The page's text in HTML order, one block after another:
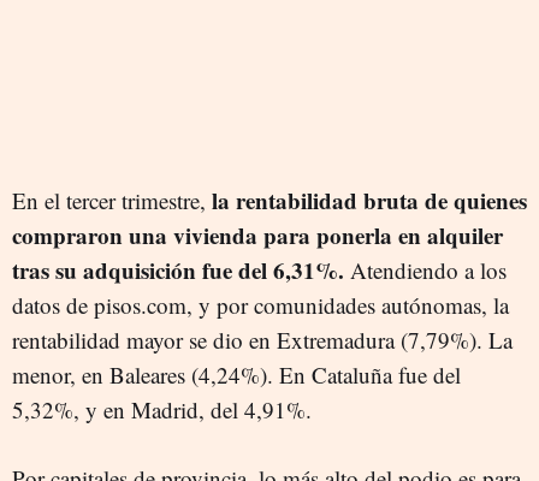
En el tercer trimestre, la rentabilidad bruta de quienes
compraron una vivienda para ponerla en alquiler
tras su adquisición fue del 6,31%. Atendiendo a los
datos de pisos.com, y por comunidades autónomas, la
rentabilidad mayor se dio en Extremadura (7,79%). La
menor, en Baleares (4,24%). En Cataluña fue del
5,32%, y en Madrid, del 4,91 %.